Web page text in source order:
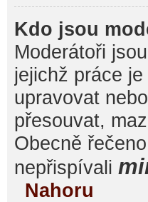
Kdo jsou
Moderátoři
jejichž práce
upravovat
přesouvat,
Obecně
nepřispívali
Nahoru